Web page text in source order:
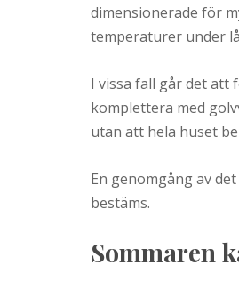
dimensionerade för
temperaturer under
I vissa fall går det att
komplettera med
utan att hela huset
En genomgång av
bestäms.
Sommaren